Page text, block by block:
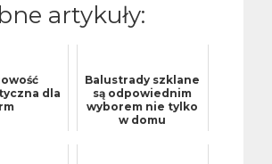
artykuły:
dla
Balustrady szklane
są odpowiednim
wyborem nie tylko
w domu